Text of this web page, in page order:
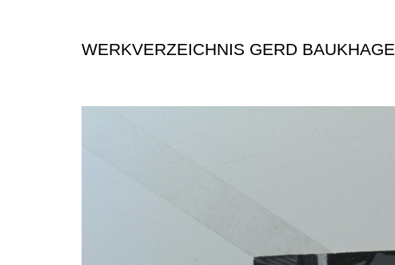
WERKVERZEICHNIS GERD BAUKHAGE